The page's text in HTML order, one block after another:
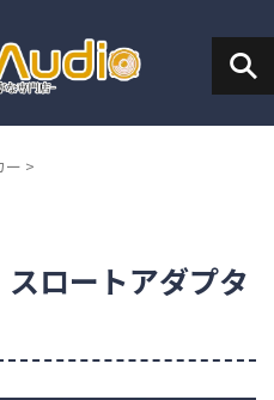
ー >
ロートアダプタ